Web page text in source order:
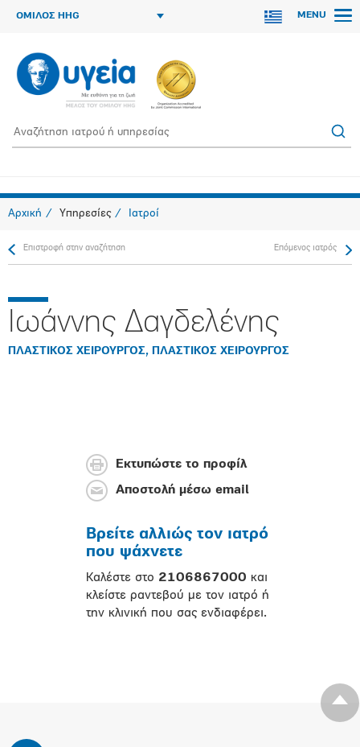
ΟΜΙΛΟΣ HHG MENU
Αρχική Υπηρεσίες Ιατροί
Επιστροφή στην αναζήτηση Επόμενος ιατρός
Ιωάννης Δαγδελένης
ΠΛΑΣΤΙΚΟΣ ΧΕΙΡΟΥΡΓΟΣ, ΠΛΑΣΤΙΚΟΣ ΧΕΙΡΟΥΡΓΟΣ
Εκτυπώστε το προφίλ
Αποστολή μέσω email
Βρείτε αλλιώς τον ιατρό
που ψάχνετε
Καλέστε στο 2106867000 και
κλείστε ραντεβού με τον ιατρό ή
την κλινική που σας ενδιαφέρει.